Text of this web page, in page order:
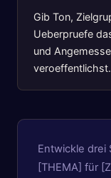
Gib Ton,
Ueberpruefe
und
veroeffentlichst.
Entwickle drei
[THEMA] für